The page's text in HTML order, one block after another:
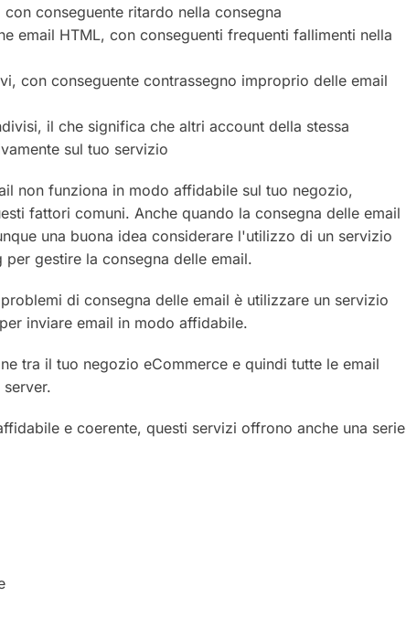
conseguente ritardo nella consegna
email HTML, con conseguenti frequenti fallimenti nella
con conseguente contrassegno improprio delle email
il che significa che altri account della stessa
sul tuo servizio
non funziona in modo affidabile sul tuo negozio,
fattori comuni. Anche quando la consegna delle email
una buona idea considerare l'utilizzo di un servizio
gestire la consegna delle email.
di consegna delle email è utilizzare un servizio
inviare email in modo affidabile.
tra il tuo negozio eCommerce e quindi tutte le email
e coerente, questi servizi offrono anche una serie